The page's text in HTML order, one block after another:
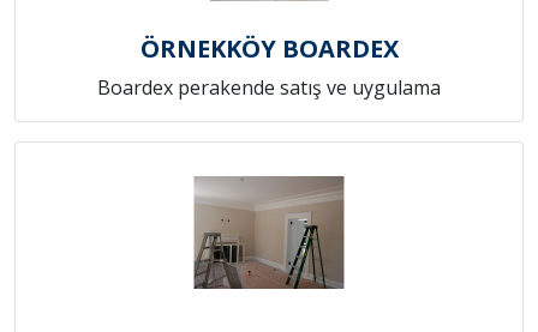
ÖRNEKKÖY BOARDEX
Boardex perakende satış ve uygulama